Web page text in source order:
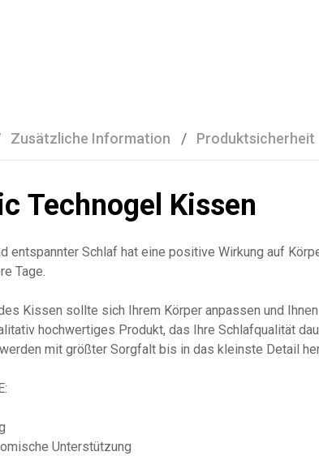
Zusätzliche Information Produktsicherheit
Technogel Kissen
entspannter Schlaf hat eine positive Wirkung auf
Tage.
Kissen sollte sich Ihrem Körper anpassen und
hochwertiges Produkt, das Ihre Schlafqualität
mit größter Sorgfalt bis in das kleinste Detail
Unterstützung